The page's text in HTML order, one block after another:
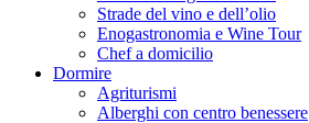
Strade del vino e dell’olio
Enogastronomia e Wine Tour
Chef a domicilio
Dormire
Agriturismi
Alberghi con centro benessere